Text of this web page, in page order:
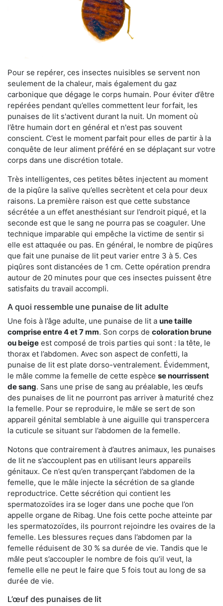
Pour se repérer, ces insectes nuisibles se servent non
seulement de la chaleur, mais également du gaz
carbonique que dégage le corps humain. Pour éviter d’être
repérées pendant qu’elles commettent leur forfait, les
punaises de lit s'activent durant la nuit. Un moment où
l’être humain dort en général et n'est pas souvent
conscient. C’est le moment parfait pour elles de partir à la
conquête de leur aliment préféré en se déplaçant sur votre
corps dans une discrétion totale.
Très intelligentes, ces petites bêtes injectent au moment
de la piqûre la salive qu’elles secrètent et cela pour deux
raisons. La première raison est que cette substance
sécrétée a un effet anesthésiant sur l’endroit piqué, et la
seconde est que le sang ne pourra pas se coaguler. Une
technique imparable qui empêche la victime de sentir si
elle est attaquée ou pas. En général, le nombre de piqûres
que fait une punaise de lit peut varier entre 3 à 5. Ces
piqûres sont distancées de 1 cm. Cette opération prendra
autour de 20 minutes pour que ces insectes puissent être
satisfaits du travail accompli.
A quoi ressemble une punaise de lit adulte
Une fois à l’âge adulte, une punaise de lit a une taille
comprise entre 4 et 7 mm. Son corps de coloration brune
ou beige est composé de trois parties qui sont : la tête, le
thorax et l’abdomen. Avec son aspect de confetti, la
punaise de lit est plate dorso-ventralement. Évidemment,
le mâle comme la femelle de cette espèce se nourrissent
de sang. Sans une prise de sang au préalable, les œufs
des punaises de lit ne pourront pas arriver à maturité chez
la femelle. Pour se reproduire, le mâle se sert de son
appareil génital semblable à une aiguille qui transpercera
la cuticule se situant sur l’abdomen de la femelle.
Notons que contrairement à d’autres animaux, les punaises
de lit ne s’accouplent pas en utilisant leurs appareils
génitaux. Ce n’est qu’en transperçant l’abdomen de la
femelle, que le mâle injecte la sécrétion de sa glande
reproductrice. Cette sécrétion qui contient les
spermatozoïdes ira se loger dans une poche que l’on
appelle organe de Ribag. Une fois cette poche atteinte par
les spermatozoïdes, ils pourront rejoindre les ovaires de la
femelle. Les blessures reçues dans l’abdomen par la
femelle réduisent de 30 % sa durée de vie. Tandis que le
mâle peut s’accoupler le nombre de fois qu’il veut, la
femelle elle ne peut le faire que 5 fois tout au long de sa
durée de vie.
L’œuf des punaises de lit